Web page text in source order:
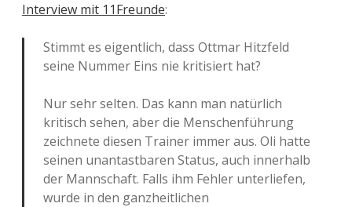
Interview mit 11Freunde:
Stimmt es eigentlich, dass Ottmar Hitzfeld
seine Nummer Eins nie kritisiert hat?
Nur sehr selten. Das kann man natürlich
kritisch sehen, aber die Menschenführung
zeichnete diesen Trainer immer aus. Oli hatte
seinen unantastbaren Status, auch innerhalb
der Mannschaft. Falls ihm Fehler unterliefen,
wurde in den ganzheitlichen